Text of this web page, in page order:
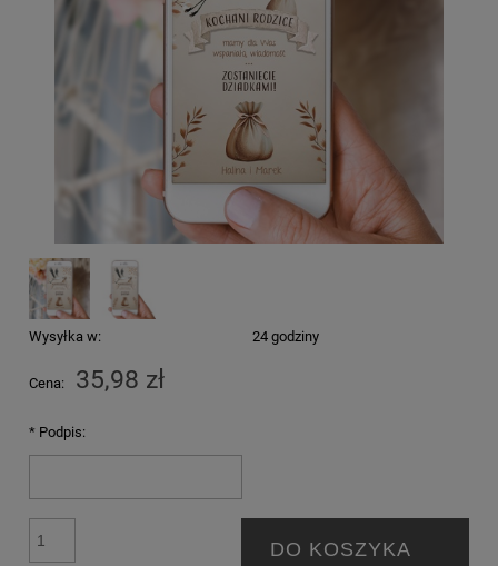
Wysyłka w: 24 godziny
Cena: 35,98 zł
* Podpis:
DO KOSZYKA